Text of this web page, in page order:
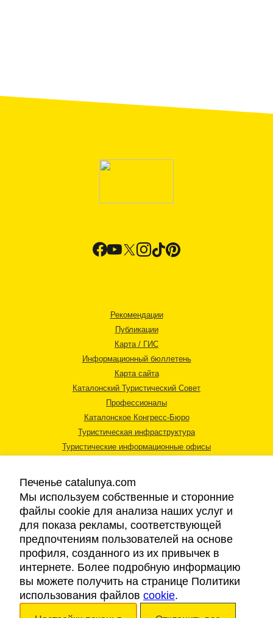
Рекомендации
Публикации
Карта / ГИС
Информационный бюллетень
Карта сайта
Каталонский Туристический Совет
Профессионалы
Каталонское Конгресс-Бюро
Туристическая инфраструктура
Туристические информационные офисы
Правовая информация
Cookies
Доступность
Печенье catalunya.com
Мы используем собственные и сторонние
файлы cookie для анализа наших услуг и
для показа рекламы, соответствующей
предпочтениям пользователей на основе
профиля, созданного из их привычек в
интернете. Более подробную информацию
вы можете получить на странице Политики
использования файлов cookie.